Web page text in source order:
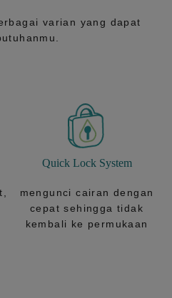
varian yang dapat
Quick Lock System
mengunci cairan dengan
cepat sehingga tidak
kembali ke permukaan